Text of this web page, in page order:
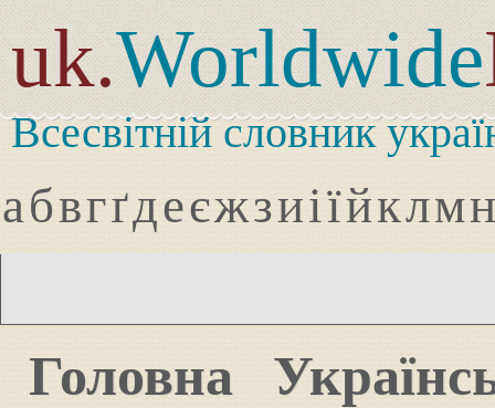
uk.Worldwide
Всесвітній словник
абвгґдеєжзиіїйклмн
Головна